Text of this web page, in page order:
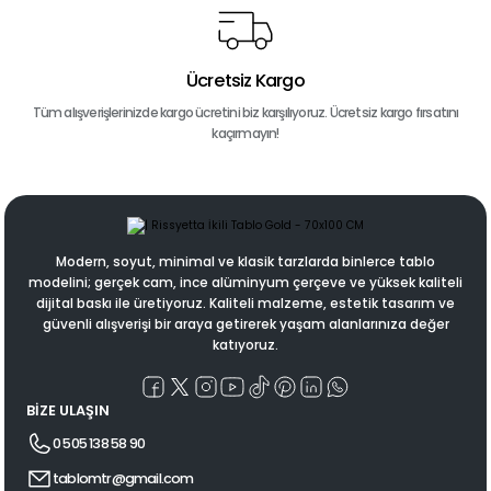
Ücretsiz Kargo
Tüm alışverişlerinizde kargo ücretini biz karşılıyoruz. Ücretsiz kargo fırsatını
kaçırmayın!
Modern, soyut, minimal ve klasik tarzlarda binlerce tablo
modelini; gerçek cam, ince alüminyum çerçeve ve yüksek kaliteli
dijital baskı ile üretiyoruz. Kaliteli malzeme, estetik tasarım ve
güvenli alışverişi bir araya getirerek yaşam alanlarınıza değer
katıyoruz.
BİZE ULAŞIN
0 505 138 58 90
tablomtr@gmail.com